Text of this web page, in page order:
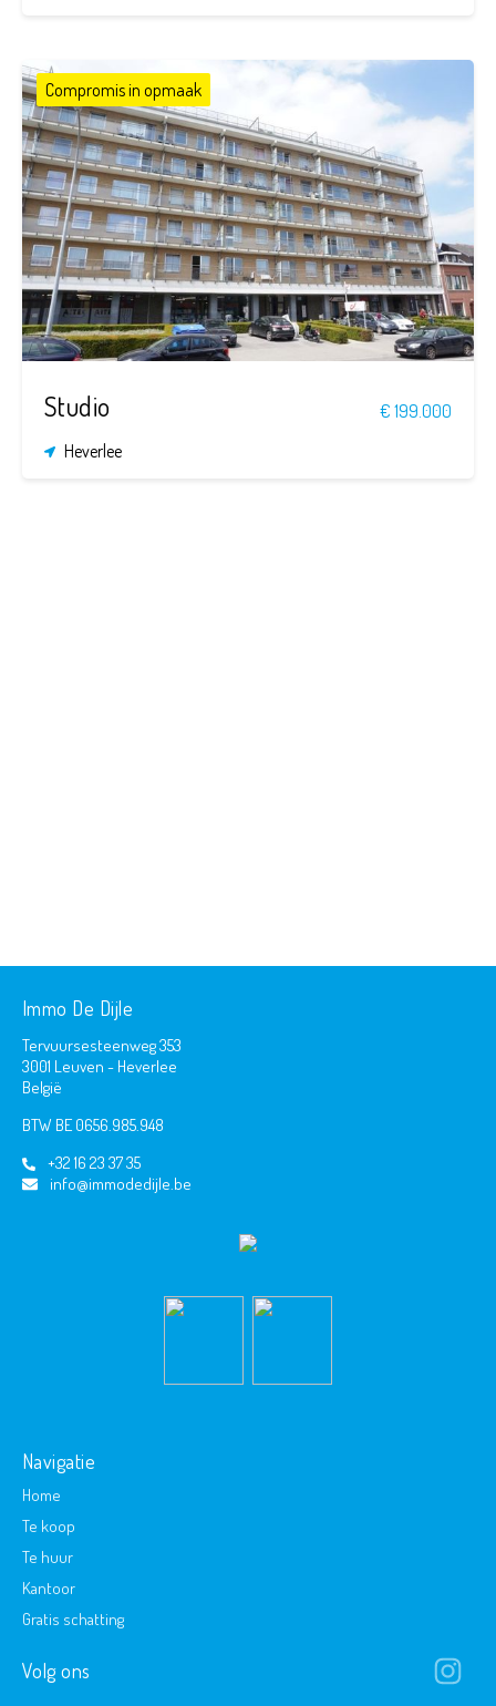
Compromis in opmaak
1
1
34 m²
34 m²
Studio
€ 199.000
Heverlee
Immo De Dijle
Tervuursesteenweg 353
3001 Leuven - Heverlee
België
BTW BE 0656.985.948
+32 16 23 37 35
info@immodedijle.be
Navigatie
Home
Te koop
Te huur
Kantoor
Gratis schatting
Volg ons